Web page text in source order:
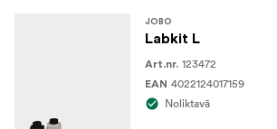
JOBO
Labkit L
Art.nr. 123472
EAN 4022124017159
Noliktavā